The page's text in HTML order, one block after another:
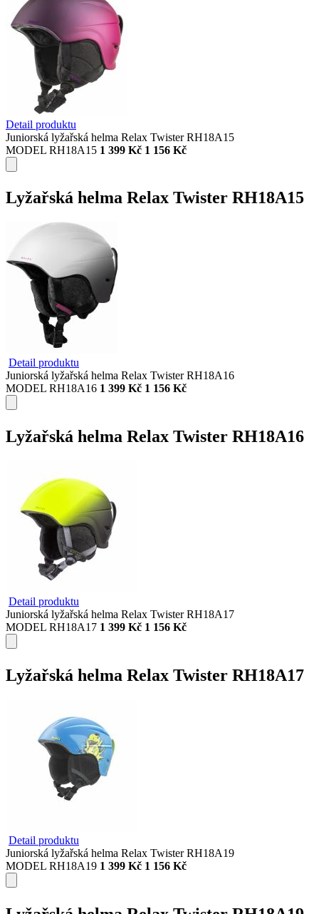
Detail produktu
Juniorská lyžařská helma Relax Twister RH18A15
MODEL RH18A15 1 399 Kč 1 156 Kč
Lyžařská helma Relax Twister RH18A15
Detail produktu
Juniorská lyžařská helma Relax Twister RH18A16
MODEL RH18A16 1 399 Kč 1 156 Kč
Lyžařská helma Relax Twister RH18A16
Detail produktu
Juniorská lyžařská helma Relax Twister RH18A17
MODEL RH18A17 1 399 Kč 1 156 Kč
Lyžařská helma Relax Twister RH18A17
Detail produktu
Juniorská lyžařská helma Relax Twister RH18A19
MODEL RH18A19 1 399 Kč 1 156 Kč